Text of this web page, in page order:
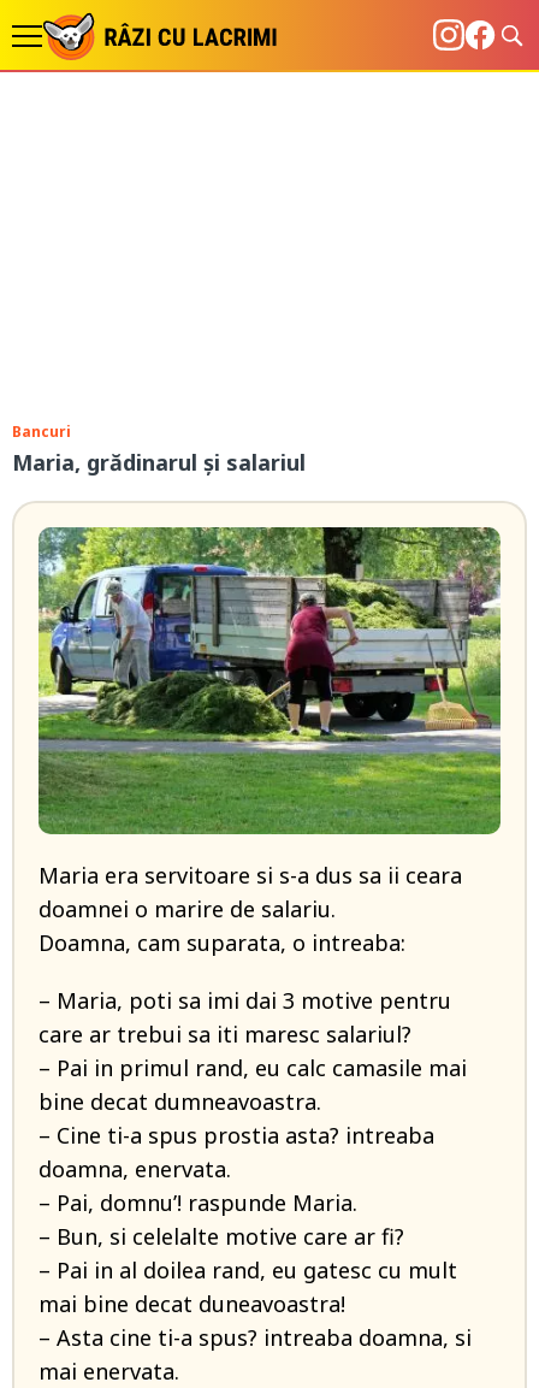
Bancuri
Maria, grădinarul și salariul
Maria era servitoare si s-a dus sa ii ceara
doamnei o marire de salariu.
Doamna, cam suparata, o intreaba:
– Maria, poti sa imi dai 3 motive pentru
care ar trebui sa iti maresc salariul?
– Pai in primul rand, eu calc camasile mai
bine decat dumneavoastra.
– Cine ti-a spus prostia asta? intreaba
doamna, enervata.
– Pai, domnu’! raspunde Maria.
– Bun, si celelalte motive care ar fi?
– Pai in al doilea rand, eu gatesc cu mult
mai bine decat duneavoastra!
– Asta cine ti-a spus? intreaba doamna, si
mai enervata.